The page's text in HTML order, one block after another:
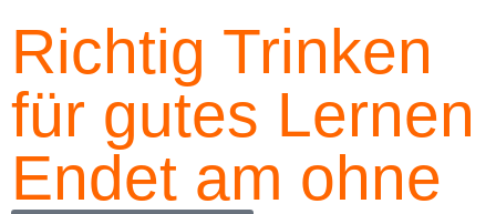
Richtig Trinken
für gutes Lernen
Endet am ohne